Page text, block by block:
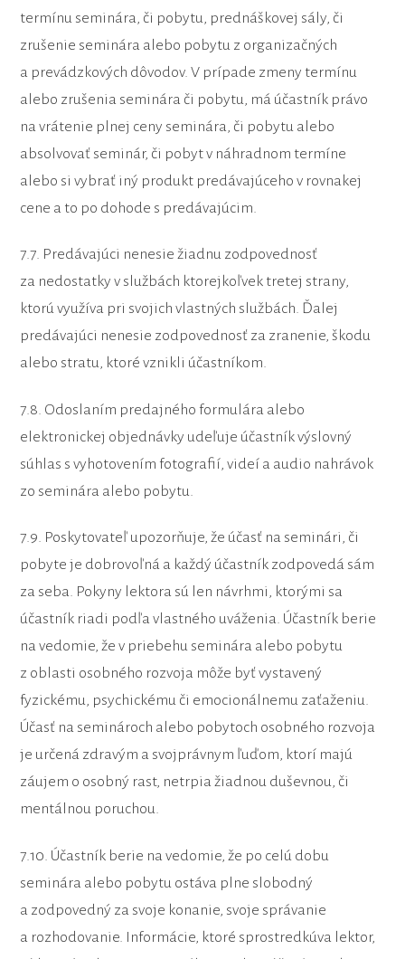
termínu seminára, či pobytu, prednáškovej sály, či
zrušenie seminára alebo pobytu z organizačných
a prevádzkových dôvodov. V prípade zmeny termínu
alebo zrušenia seminára či pobytu, má účastník právo
na vrátenie plnej ceny seminára, či pobytu alebo
absolvovať seminár, či pobyt v náhradnom termíne
alebo si vybrať iný produkt predávajúceho v rovnakej
cene a to po dohode s predávajúcim.
7.7. Predávajúci nenesie žiadnu zodpovednosť
za nedostatky v službách ktorejkoľvek tretej strany,
ktorú využíva pri svojich vlastných službách. Ďalej
predávajúci nenesie zodpovednosť za zranenie, škodu
alebo stratu, ktoré vznikli účastníkom.
7.8. Odoslaním predajného formulára alebo
elektronickej objednávky udeľuje účastník výslovný
súhlas s vyhotovením fotografií, videí a audio nahrávok
zo seminára alebo pobytu.
7.9. Poskytovateľ upozorňuje, že účasť na seminári, či
pobyte je dobrovoľná a každý účastník zodpovedá sám
za seba. Pokyny lektora sú len návrhmi, ktorými sa
účastník riadi podľa vlastného uváženia. Účastník berie
na vedomie, že v priebehu seminára alebo pobytu
z oblasti osobného rozvoja môže byť vystavený
fyzickému, psychickému či emocionálnemu zaťaženiu.
Účasť na seminároch alebo pobytoch osobného rozvoja
je určená zdravým a svojprávnym ľuďom, ktorí majú
záujem o osobný rast, netrpia žiadnou duševnou, či
mentálnou poruchou.
7.10. Účastník berie na vedomie, že po celú dobu
seminára alebo pobytu ostáva plne slobodný
a zodpovedný za svoje konanie, svoje správanie
a rozhodovanie. Informácie, ktoré sprostredkúva lektor,